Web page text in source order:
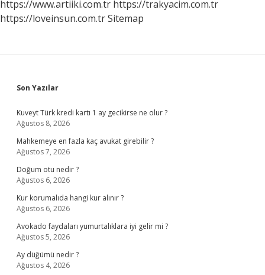
https://www.artiiki.com.tr https://trakyacim.com.tr
https://loveinsun.com.trSitemap
Sidebar
Son Yazılar
Kuveyt Türk kredi kartı 1 ay gecikirse ne olur ?
Ağustos 8, 2026
Mahkemeye en fazla kaç avukat girebilir ?
Ağustos 7, 2026
Doğum otu nedir ?
Ağustos 6, 2026
Kur korumalıda hangi kur alınır ?
Ağustos 6, 2026
Avokado faydaları yumurtalıklara iyi gelir mi ?
Ağustos 5, 2026
Ay düğümü nedir ?
Ağustos 4, 2026